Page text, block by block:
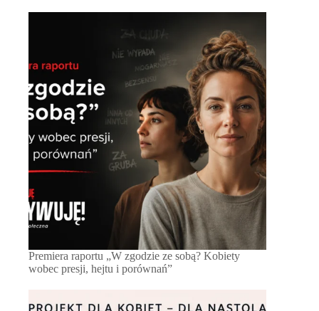
Premiera raportu „W zgodzie ze sobą? Kobiety
wobec presji, hejtu i porównań”